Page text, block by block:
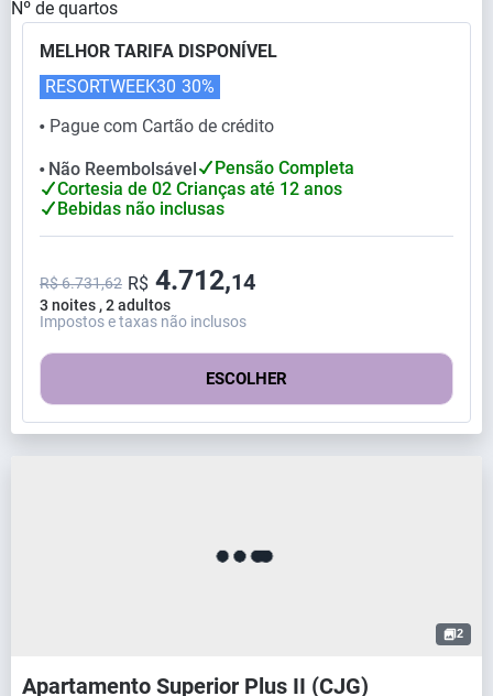
Nº de quartos
MELHOR TARIFA DISPONÍVEL
⬤ Pague com Cartão de crédito
RESORTWEEK30 30%
⬤ Não Reembolsável
Pensão Completa
Cortesia de 02 Crianças até 12 anos
Bebidas não inclusas
3 noites , 2 adultos
R$ 6.731,62 R$ 4.712,14
Impostos e taxas não inclusos
ESCOLHER
2
Apartamento Superior Plus II (CJG)